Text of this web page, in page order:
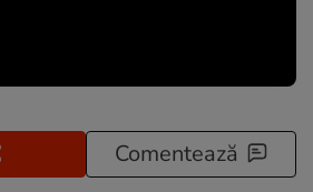
Comentează